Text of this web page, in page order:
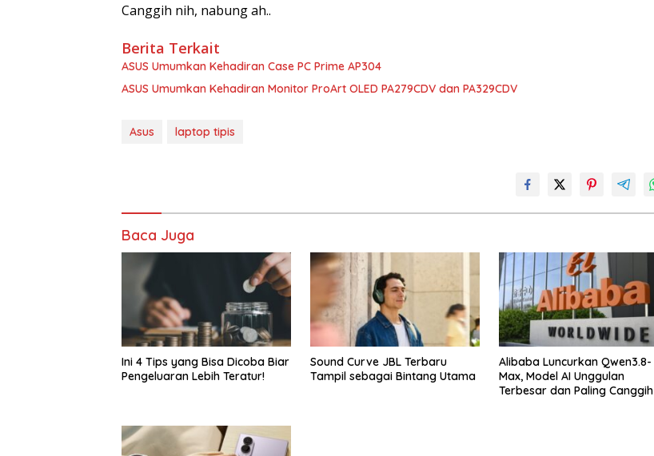
Canggih nih, nabung ah..
Berita Terkait
ASUS Umumkan Kehadiran Case PC Prime AP304
ASUS Umumkan Kehadiran Monitor ProArt OLED PA279CDV dan PA329CDV
Asus laptop tipis
Baca Juga
Ini 4 Tips yang Bisa Dicoba Biar
Pengeluaran Lebih Teratur!
Sound Curve JBL Terbaru
Tampil sebagai Bintang Utama
Alibaba Luncurkan Qwen3.8-
Max, Model AI Unggulan
Terbesar dan Paling Canggih